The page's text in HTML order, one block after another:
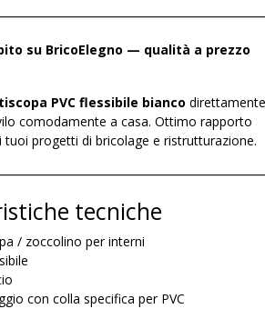
su BricoElegno — qualità a prezzo
PVC flessibile bianco
comodamente a casa. Ottimo rapporto
tuoi progetti di bricolage e ristrutturazione.
tecniche
/ zoccolino per interni
con colla specifica per PVC